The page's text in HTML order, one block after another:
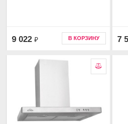
9 022 ₽ В КОРЗИНУ 7